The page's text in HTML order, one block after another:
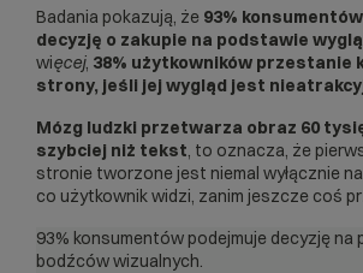
Badania pokazują, że 93%
decyzję o zakupie na podstawie
więcej, 38% użytkowników przestanie
strony, jeśli jej wygląd jest
Mózg ludzki przetwarza obraz 60
szybciej niż tekst, to oznacza, że
stronie tworzone jest niemal wyłącznie
co użytkownik widzi, zanim jeszcze coś
93% konsumentów podejmuje decyzję na
bodźców wizualnych.